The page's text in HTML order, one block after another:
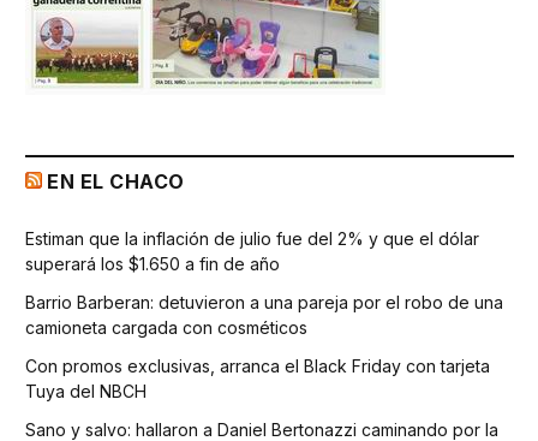
EN EL CHACO
Estiman que la inflación de julio fue del 2% y que el dólar
superará los $1.650 a fin de año
Barrio Barberan: detuvieron a una pareja por el robo de una
camioneta cargada con cosméticos
Con promos exclusivas, arranca el Black Friday con tarjeta
Tuya del NBCH
Sano y salvo: hallaron a Daniel Bertonazzi caminando por la